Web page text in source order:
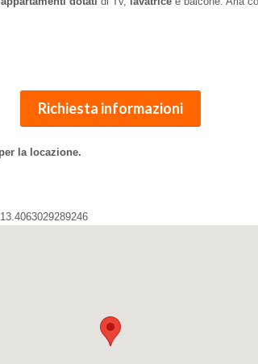
Richiesta informazioni
la locazione.
13.4063029289246